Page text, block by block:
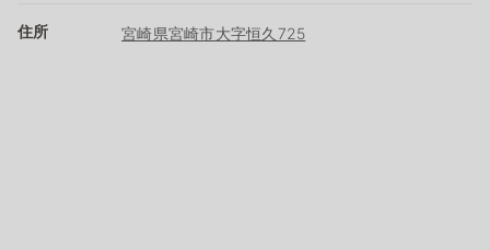
住所 宮崎県宮崎市大字恒久725